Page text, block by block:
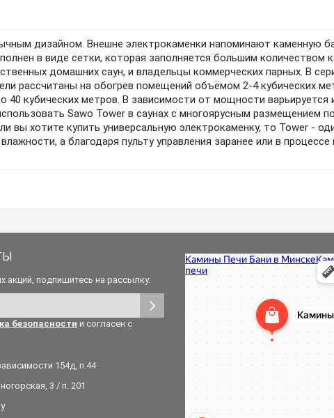
дизайном. Внешне электрокаменки напоминают каменную
в виде сетки, которая заполняется большим количеством
домашних саун, и владельцы коммерческих парных. В
рассчитаны на обогрев помещений объёмом 2-4 кубических
кубических метров. В зависимости от мощности варьируется
Sawo Tower в саунах с многоярусным размещением
хотите купить универсальную электрокаменку, то Tower -
а благодаря пульту управления заранее или в процессе
акций, подпишитесь на рассылку:
безопасности и согласен с
154д, п.44
3 / п. 201